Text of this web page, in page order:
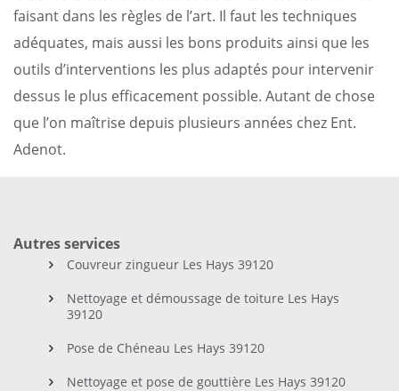
faisant dans les règles de l’art. Il faut les techniques
adéquates, mais aussi les bons produits ainsi que les
outils d’interventions les plus adaptés pour intervenir
dessus le plus efficacement possible. Autant de chose
que l’on maîtrise depuis plusieurs années chez Ent.
Adenot.
Autres services
Couvreur zingueur Les Hays 39120
Nettoyage et démoussage de toiture Les Hays
39120
Pose de Chéneau Les Hays 39120
Nettoyage et pose de gouttière Les Hays 39120